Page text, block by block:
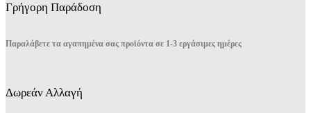
Γρήγορη Παράδοση
Παραλάβετε τα αγαπημένα σας προϊόντα σε 1-3 εργάσιμες ημέρες
Δωρεάν Αλλαγή